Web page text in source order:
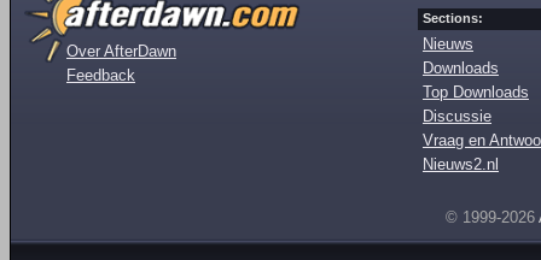
Over AfterDawn
Feedback
Sections:
Nieuws
Downloads
Top Downloads
Discussie
Vraag en
Nieuws2.nl
© 1999-2026